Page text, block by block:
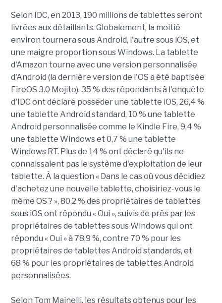
Selon IDC, en 2013, 190 millions de tablettes seront
livrées aux détaillants. Globalement, la moitié
environ tournera sous Android, l'autre sous iOS, et
une maigre proportion sous Windows. La tablette
d'Amazon tourne avec une version personnalisée
d'Android (la dernière version de l'OS a été baptisée
FireOS 3.0 Mojito). 35 % des répondants à l'enquête
d'IDC ont déclaré posséder une tablette iOS, 26,4 %
une tablette Android standard, 10 % une tablette
Android personnalisée comme le Kindle Fire, 9,4 %
une tablette Windows et 0,7 % une tablette
Windows RT. Plus de 14 % ont déclaré qu'ils ne
connaissaient pas le système d'exploitation de leur
tablette. À la question « Dans le cas où vous décidiez
d'achetez une nouvelle tablette, choisiriez-vous le
même OS ? », 80,2 % des propriétaires de tablettes
sous iOS ont répondu « Oui », suivis de près par les
propriétaires de tablettes sous Windows qui ont
répondu « Oui » à 78,9 %, contre 70 % pour les
propriétaires de tablettes Android standards, et
68 % pour les propriétaires de tablettes Android
personnalisées.
Selon Tom Mainelli, les résultats obtenus pour les